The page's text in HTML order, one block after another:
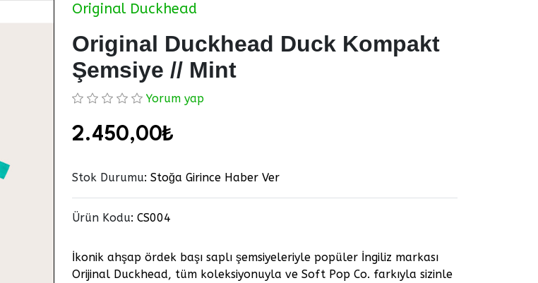
Original Duckhead
Original Duckhead Duck Kompakt
Şemsiye // Mint
Yorum yap
2.450,00₺
Stok Durumu: Stoğa Girince Haber Ver
Ürün Kodu: CS004
İkonik ahşap ördek başı saplı şemsiyeleriyle popüler İngiliz markası
Orijinal Duckhead, tüm koleksiyonuyla ve Soft Pop Co. farkıyla sizinle